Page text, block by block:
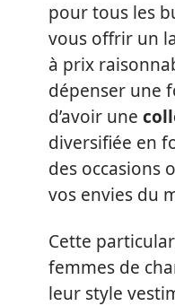
pour tous les
vous offrir un
à prix
dépenser une
d’avoir une
diversifiée en
des occasions
vos envies du
Cette
femmes de
leur style